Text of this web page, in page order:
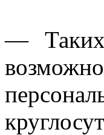
— Таких